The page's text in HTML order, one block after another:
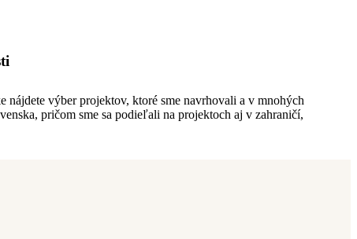
nájdete výber projektov, ktoré sme navrhovali a v mnohých
pričom sme sa podieľali na projektoch aj v zahraničí,